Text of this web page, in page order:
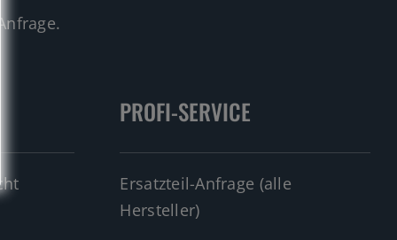
PROFI-SERVICE
Ersatzteil-Anfrage (alle
Hersteller)